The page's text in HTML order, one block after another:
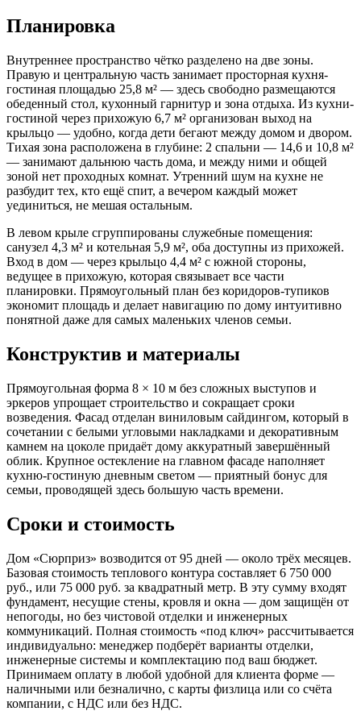
Планировка
Внутреннее пространство чётко разделено на две зоны.
Правую и центральную часть занимает просторная кухня-
гостиная площадью 25,8 м² — здесь свободно размещаются
обеденный стол, кухонный гарнитур и зона отдыха. Из кухни-
гостиной через прихожую 6,7 м² организован выход на
крыльцо — удобно, когда дети бегают между домом и двором.
Тихая зона расположена в глубине: 2 спальни — 14,6 и 10,8 м²
— занимают дальнюю часть дома, и между ними и общей
зоной нет проходных комнат. Утренний шум на кухне не
разбудит тех, кто ещё спит, а вечером каждый может
уединиться, не мешая остальным.
В левом крыле сгруппированы служебные помещения:
санузел 4,3 м² и котельная 5,9 м², оба доступны из прихожей.
Вход в дом — через крыльцо 4,4 м² с южной стороны,
ведущее в прихожую, которая связывает все части
планировки. Прямоугольный план без коридоров-тупиков
экономит площадь и делает навигацию по дому интуитивно
понятной даже для самых маленьких членов семьи.
Конструктив и материалы
Прямоугольная форма 8 × 10 м без сложных выступов и
эркеров упрощает строительство и сокращает сроки
возведения. Фасад отделан виниловым сайдингом, который в
сочетании с белыми угловыми накладками и декоративным
камнем на цоколе придаёт дому аккуратный завершённый
облик. Крупное остекление на главном фасаде наполняет
кухню-гостиную дневным светом — приятный бонус для
семьи, проводящей здесь большую часть времени.
Сроки и стоимость
Дом «Сюрприз» возводится от 95 дней — около трёх месяцев.
Базовая стоимость теплового контура составляет 6 750 000
руб., или 75 000 руб. за квадратный метр. В эту сумму входят
фундамент, несущие стены, кровля и окна — дом защищён от
непогоды, но без чистовой отделки и инженерных
коммуникаций. Полная стоимость «под ключ» рассчитывается
индивидуально: менеджер подберёт варианты отделки,
инженерные системы и комплектацию под ваш бюджет.
Принимаем оплату в любой удобной для клиента форме —
наличными или безналично, с карты физлица или со счёта
компании, с НДС или без НДС.